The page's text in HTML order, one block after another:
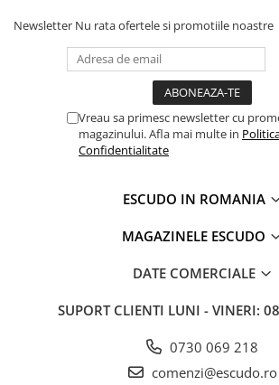
Newsletter Nu rata ofertele si promotiile noastre
Vreau sa primesc newsletter cu
magazinului. Afla mai multe in
Confidentialitate
ESCUDO IN ROMANIA
MAGAZINELE ESCUDO
DATE COMERCIALE
SUPORT CLIENTI LUNI - VINERI:
0730 069 218
comenzi@escudo.ro